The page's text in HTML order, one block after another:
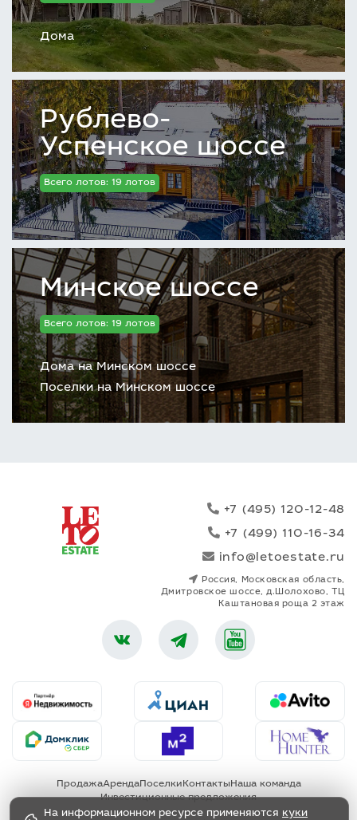
На информационном ресурсе применяются куки
Дома
Рублево-
Успенское шоссе
Всего лотов: 19 лотов
Минское шоссе
Всего лотов: 19 лотов
Дома на Минском шоссе
Поселки на Минском шоссе
+7 (495) 120-12-48
+7 (499) 110-16-34
info@letoestate.ru
Россия, Московская область,
Дмитровское шоссе, д.Шолохово, ТЦ
Каштановая роща 2 этаж
ПродажаАрендаПоселкиКонтактыНаша команда
Инвестиционные предложения